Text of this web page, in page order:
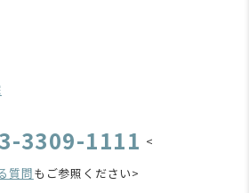
3309-1111 <
質問もご参照ください>